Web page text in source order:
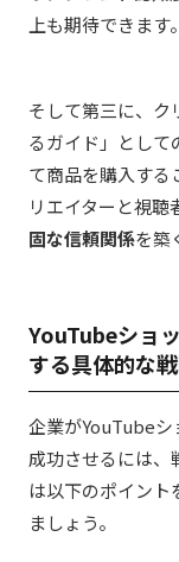
上も期待できます。
そして第三に、ク
るガイド」として
て商品を購入する
リエイターと視
固な信頼関係を築
YouTubeショ
する具体的な
企業がYouTubeシ
成功させるには、
は以下のポイント
ましょう。